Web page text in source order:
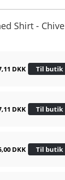
Shirt - Chive
DKK Til butik
DKK Til butik
DKK Til butik